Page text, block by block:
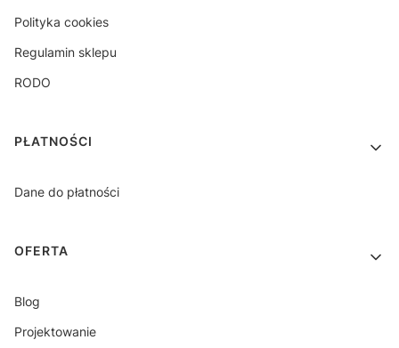
Polityka cookies
Regulamin sklepu
RODO
PŁATNOŚCI
Dane do płatności
OFERTA
Blog
Projektowanie